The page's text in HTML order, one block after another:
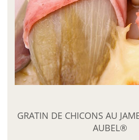
GRATIN DE CHICONS AU
AUBEL®